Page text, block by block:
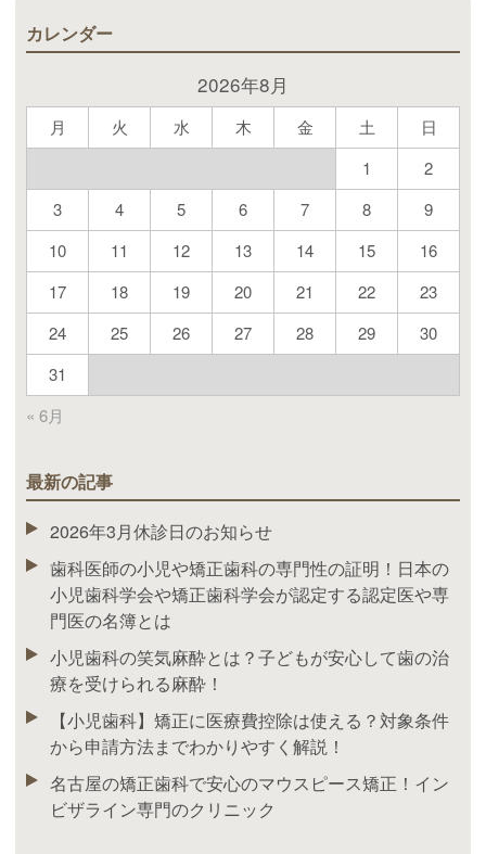
カレンダー
2026年8月
月 火 水 木 金 土 日
« 6月
1
2
3
4 5 6 7 8
9
10
11 12 13 14 15
16
17
18 19 20 21 22
23
24
25 26 27 28 29
30
31
最新の記事
2026年3月休診日のお知らせ
歯科医師の小児や矯正歯科の専門性の証明！日本の
小児歯科学会や矯正歯科学会が認定する認定医や専
門医の名簿とは
小児歯科の笑気麻酔とは？子どもが安心して歯の治
療を受けられる麻酔！
【小児歯科】矯正に医療費控除は使える？対象条件
から申請方法までわかりやすく解説！
名古屋の矯正歯科で安心のマウスピース矯正！イン
ビザライン専門のクリニック